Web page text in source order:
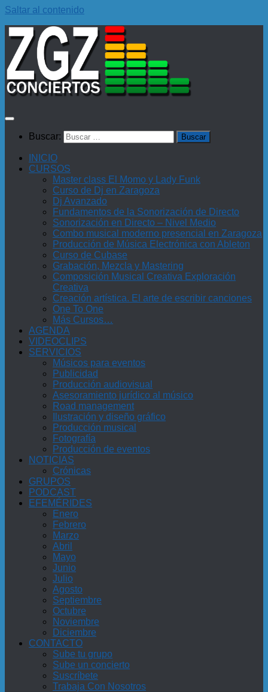
Saltar al contenido
Buscar:
INICIO
CURSOS
Master class El Momo y Lady Funk
Curso de Dj en Zaragoza
Dj Avanzado
Fundamentos de la Sonorización de Directo
Sonorización en Directo – Nivel Medio
Combo musical moderno presencial en Zaragoza
Producción de Música Electrónica con Ableton
Curso de Cubase
Grabación, Mezcla y Mastering
Composición Musical Creativa Exploración
Creativa
Creación artística. El arte de escribir canciones
One To One
Más Cursos…
AGENDA
VIDEOCLIPS
SERVICIOS
Músicos para eventos
Publicidad
Producción audiovisual
Asesoramiento jurídico al músico
Road management
Ilustración y diseño gráfico
Producción musical
Fotografía
Producción de eventos
NOTICIAS
Crónicas
GRUPOS
PODCAST
EFEMÉRIDES
Enero
Febrero
Marzo
Abril
Mayo
Junio
Julio
Agosto
Septiembre
Octubre
Noviembre
Diciembre
CONTACTO
Sube tu grupo
Sube un concierto
Suscríbete
Trabaja Con Nosotros